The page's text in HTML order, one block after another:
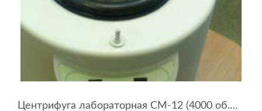
Центрифуга лабораторная СМ-12 (4000 об.мин, 12 пробирок)